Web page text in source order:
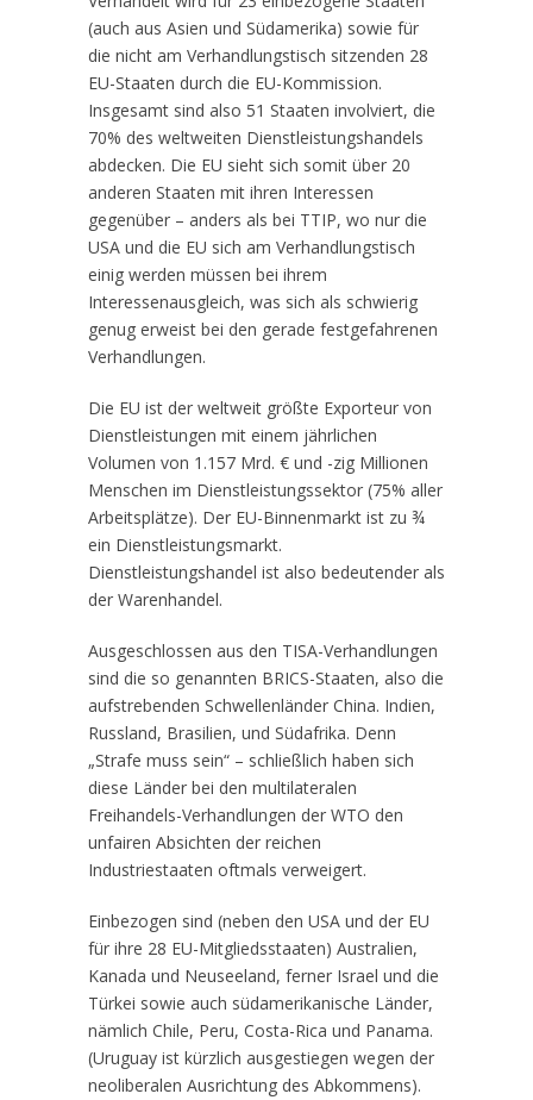
(auch aus Asien und Südamerika) sowie für
die nicht am Verhandlungstisch sitzenden 28
EU-Staaten durch die EU-Kommission.
Insgesamt sind also 51 Staaten involviert, die
70% des weltweiten Dienstleistungshandels
abdecken. Die EU sieht sich somit über 20
anderen Staaten mit ihren Interessen
gegenüber – anders als bei TTIP, wo nur die
USA und die EU sich am Verhandlungstisch
einig werden müssen bei ihrem
Interessenausgleich, was sich als schwierig
genug erweist bei den gerade festgefahrenen
Verhandlungen.
Die EU ist der weltweit größte Exporteur von
Dienstleistungen mit einem jährlichen
Volumen von 1.157 Mrd. € und -zig Millionen
Menschen im Dienstleistungssektor (75% aller
Arbeitsplätze). Der EU-Binnenmarkt ist zu ¾
ein Dienstleistungsmarkt.
Dienstleistungshandel ist also bedeutender als
der Warenhandel.
Ausgeschlossen aus den TISA-Verhandlungen
sind die so genannten BRICS-Staaten, also die
aufstrebenden Schwellenländer China. Indien,
Russland, Brasilien, und Südafrika. Denn
„Strafe muss sein“ – schließlich haben sich
diese Länder bei den multilateralen
Freihandels-Verhandlungen der WTO den
unfairen Absichten der reichen
Industriestaaten oftmals verweigert.
Einbezogen sind (neben den USA und der EU
für ihre 28 EU-Mitgliedsstaaten) Australien,
Kanada und Neuseeland, ferner Israel und die
Türkei sowie auch südamerikanische Länder,
nämlich Chile, Peru, Costa-Rica und Panama.
(Uruguay ist kürzlich ausgestiegen wegen der
neoliberalen Ausrichtung des Abkommens).